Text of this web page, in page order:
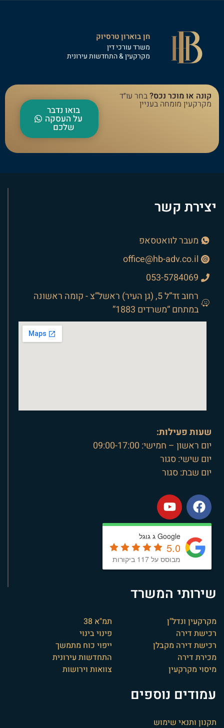
חן בוארון טרסיוק
משרד עורכי דין
מקרקעין & התחדשות עירונית
קונה או מוכר נכס?בחר עו״ד
מקרקעין מומחה בעניין בואו נדבר
על העסקה
שלכם
יצירת קשר
מעבר לוואטסאפ
office@hb-adv.co.il
053-5784069
רחוב זד”ל 5, (גן העיר) ראשל”צ - קומה ראשונה
במתחם “משרדים 1883”
שעות פעילות:
יום ראשון – חמישי: 09:00-17:00
יום שישי: סגור
יום שבת: סגור
Google ג גוגל
5.0
מבוסס על 117 ביקורות
שירותי המשרד
מקרקעין ונדל"ן
רכישת דירה
רכישת דירה מקבלן
מכירת דירה
מיסוי מקרקעין
תמ"א 38
פינוי בינוי
ייפוי כוח מתמשך
התחדשות עירונית
צוואות וירושות
עמודים נוספים
תקנון ותנאי שימוש